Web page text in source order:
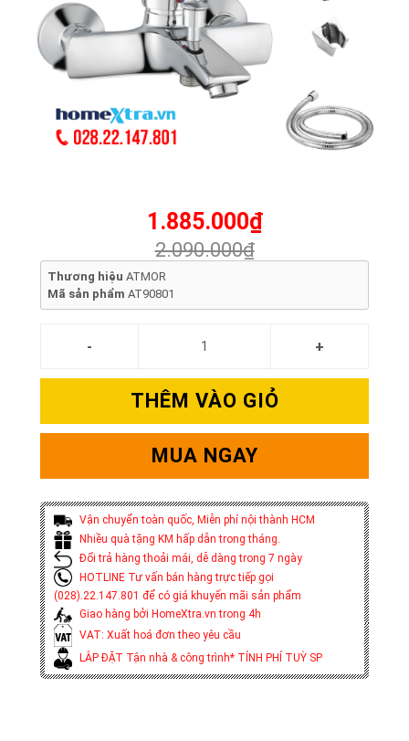
1.885.000₫
2.090.000₫
Thương hiệu ATMOR
Mã sản phẩm AT90801
THÊM VÀO GIỎ
MUA NGAY
Vận chuyển toàn quốc, Miễn phí nội thành HCM
Nhiều quà tặng KM hấp dẫn trong tháng.
Đổi trả hàng thoải mái, dễ dàng trong 7 ngày
HOTLINE Tư vấn bán hàng trực tiếp gọi
(028).22.147.801 để có giá khuyến mãi sản phẩm
Giao hàng bởi HomeXtra.vn trong 4h
VAT: Xuất hoá đơn theo yêu cầu
LẮP ĐẶT Tận nhà & công trình* TÍNH PHÍ TUỲ SP